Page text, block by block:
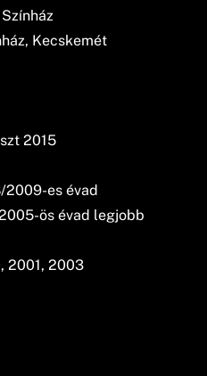
Kecskemét
2015
2009-es évad
ös évad legjobb
2001, 2003